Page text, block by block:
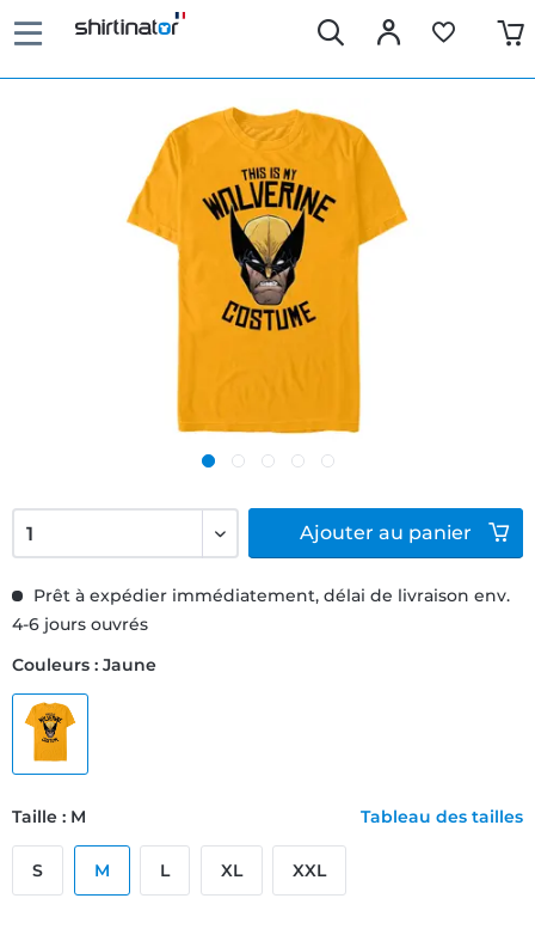
Prêt à expédier immédiatement, délai de livraison env.
4-6 jours ouvrés
Couleurs : Jaune
Taille : M Tableau des tailles
S M L XL XXL
Ajouter au panier